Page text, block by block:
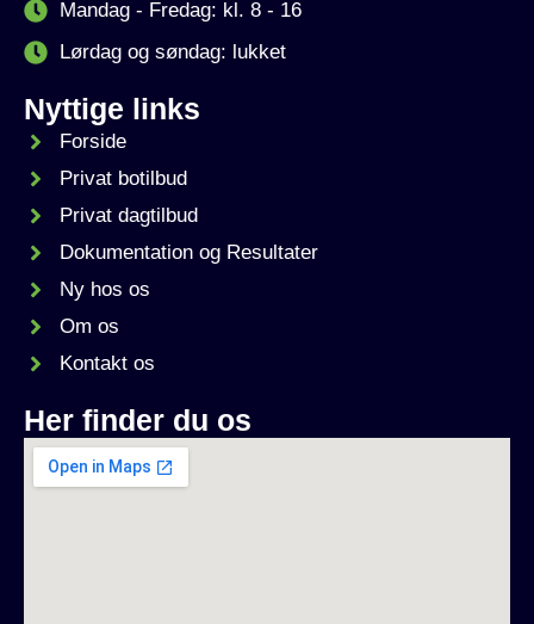
Mandag - Fredag: kl. 8 - 16
Lørdag og søndag: lukket
Nyttige links
Forside
Privat botilbud
Privat dagtilbud
Dokumentation og Resultater
Ny hos os
Om os
Kontakt os
Her finder du os